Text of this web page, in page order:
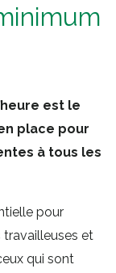
est le
place pour
à tous les
pour
travailleuses et
qui sont